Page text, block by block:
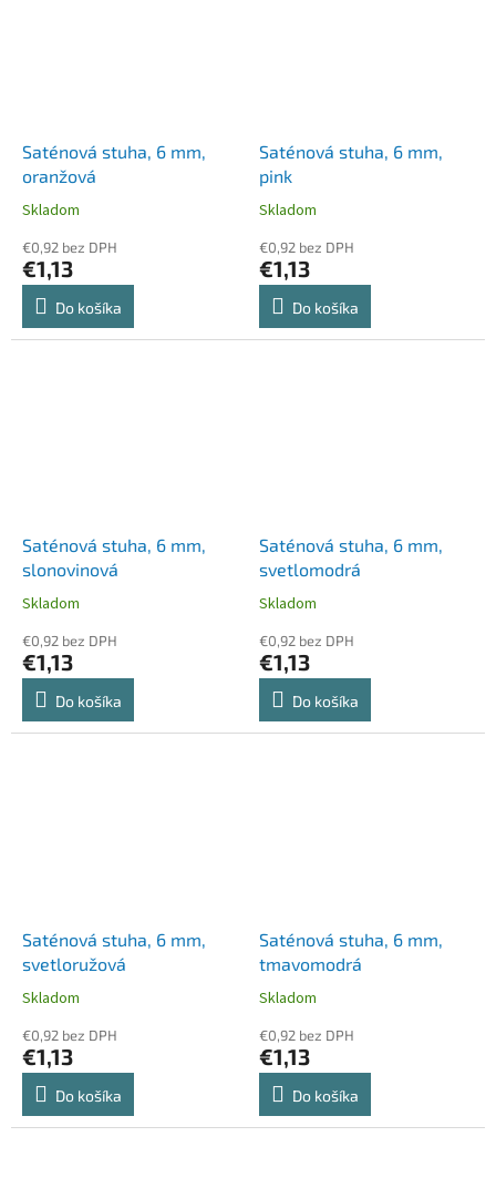
Saténová stuha, 6 mm,
oranžová
Skladom
€0,92 bez DPH
€1,13
Do košíka
Saténová stuha, 6 mm,
pink
Skladom
€0,92 bez DPH
€1,13
Do košíka
Saténová stuha, 6 mm,
slonovinová
Skladom
€0,92 bez DPH
€1,13
Do košíka
Saténová stuha, 6 mm,
svetlomodrá
Skladom
€0,92 bez DPH
€1,13
Do košíka
Saténová stuha, 6 mm,
svetloružová
Skladom
€0,92 bez DPH
€1,13
Do košíka
Saténová stuha, 6 mm,
tmavomodrá
Skladom
€0,92 bez DPH
€1,13
Do košíka